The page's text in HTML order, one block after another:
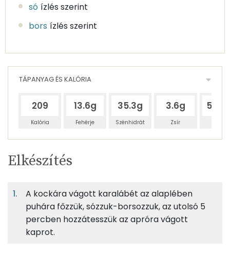
só ízlés szerint
bors ízlés szerint
TÁPANYAG ÉS KALÓRIA
209
Kalória
13.6g
Fehérje
35.3g
Szénhidrát
3.6g
Zsír
Egy
adagban
2%
Fehérje
6%
Szénhidrát
1%
Zsír
125g
TÁPANYAGTARTALOM
Egy
adagban
4
adagban
100
grammban
2%
Elkészítés
A kockára vágott karalábét az alaplében
puhára főzzük, sózzuk-borsozzuk, az utolsó 5
percben hozzátesszük az apróra vágott
kaprot.